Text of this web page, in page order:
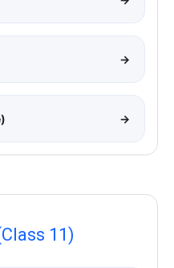
→
→
(Class 11)